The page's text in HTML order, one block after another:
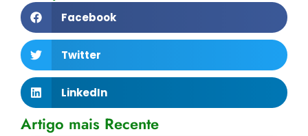
Facebook
Twitter
LinkedIn
Artigo mais Recente